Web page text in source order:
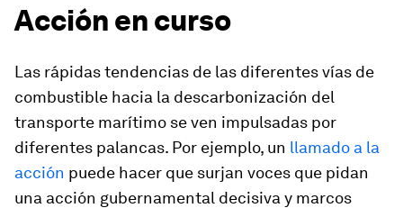
Acción en curso
Las rápidas tendencias de las diferentes vías de
combustible hacia la descarbonización del
transporte marítimo se ven impulsadas por
diferentes palancas. Por ejemplo, un llamado a la
acción puede hacer que surjan voces que pidan
una acción gubernamental decisiva y marcos